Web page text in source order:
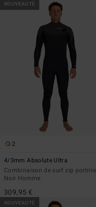
NOUVEAUTÉ
2
4/3mm Absolute Ultra
Combinaison de surf zip
Noir Homme
309,95 €
NOUVEAUTÉ